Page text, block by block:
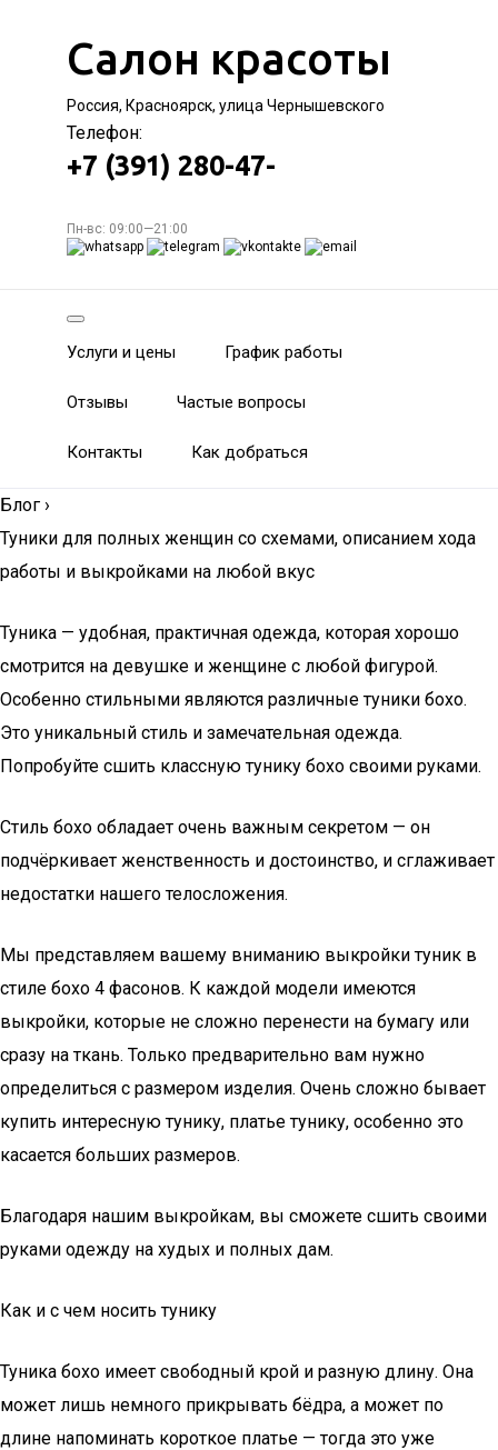
Салон красоты
Россия, Красноярск, улица Чернышевского
Телефон:
+7 (391) 280-47-
Пн-вс: 09:00—21:00
Услуги и цены График работы
Отзывы Частые вопросы
Контакты Как добраться
Блог ›
Туники для полных женщин со схемами, описанием хода
работы и выкройками на любой вкус
Туника — удобная, практичная одежда, которая хорошо
смотрится на девушке и женщине с любой фигурой.
Особенно стильными являются различные туники бохо.
Это уникальный стиль и замечательная одежда.
Попробуйте сшить классную тунику бохо своими руками.
Стиль бохо обладает очень важным секретом — он
подчёркивает женственность и достоинство, и сглаживает
недостатки нашего телосложения.
Мы представляем вашему вниманию выкройки туник в
стиле бохо 4 фасонов. К каждой модели имеются
выкройки, которые не сложно перенести на бумагу или
сразу на ткань. Только предварительно вам нужно
определиться с размером изделия. Очень сложно бывает
купить интересную тунику, платье тунику, особенно это
касается больших размеров.
Благодаря нашим выкройкам, вы сможете сшить своими
руками одежду на худых и полных дам.
Как и с чем носить тунику
Туника бохо имеет свободный крой и разную длину. Она
может лишь немного прикрывать бёдра, а может по
длине напоминать короткое платье — тогда это уже